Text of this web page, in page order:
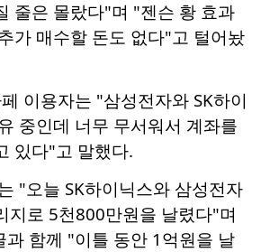
줄은 몰랐다"며 "젠슨 황 효과
가 매수할 돈도 없다"고 털어놨
이용자는 "삼성전자와 SK하이
중인데 너무 무서워서 계좌를
있다"고 말했다.
"오늘 SK하이닉스와 삼성전자
지로 5천800만원을 날렸다"며
함께 "이틀 동안 1억원을 날